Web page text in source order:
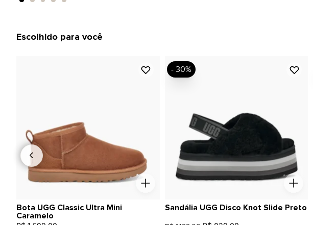
Escolhido para você
Bota UGG Classic Ultra Mini
Caramelo
Sandália UGG Disco Knot Slide Preto
- 30%